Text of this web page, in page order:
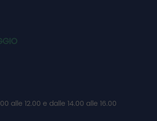
alle 12.00 e dalle 14.00 alle 16.00